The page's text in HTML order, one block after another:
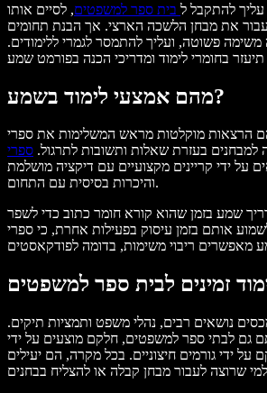
עליך להתקבל ל בית ספר למשפטים, לסיים אותו
לעבור את מבחן הלשכה הארצי. אך הבנת תחומים
פשוטה, ועליך להתמסר לגמרי ללימודים.
מהם אמצעי לימוד בשמע?
הרצאות מוקלטות מראש המשלימות את ספרי
למבחנים בעזרת שאלות ותשובות לתרגול. ספרי
על ידי קריינים מקצועיים עם דיקציה מושלמת
והיכרות בסיסית עם התחום.
שמע בזמן שהוא קורא חומר כתוב כדי לשפר
אותם בזמן עיסוק בפעילות אחרת, כי ספרי
זמינים לבית ספר למשפטים
נושאים רבים, נהלי משפט ותמציות תיקים.
גם לבתי ספר למשפטים, חלקם מוצעים על ידי
על ידי גורמים חיצוניים. בכל מקרה, הם יעילים